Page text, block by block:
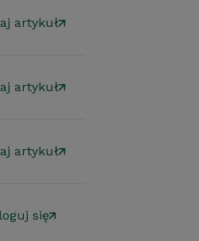
artykuł
artykuł
artykuł
się